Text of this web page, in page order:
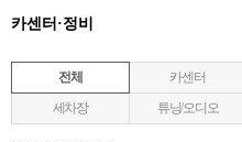
카센터·정비
전체 카센터
세차장
튜닝/오디오